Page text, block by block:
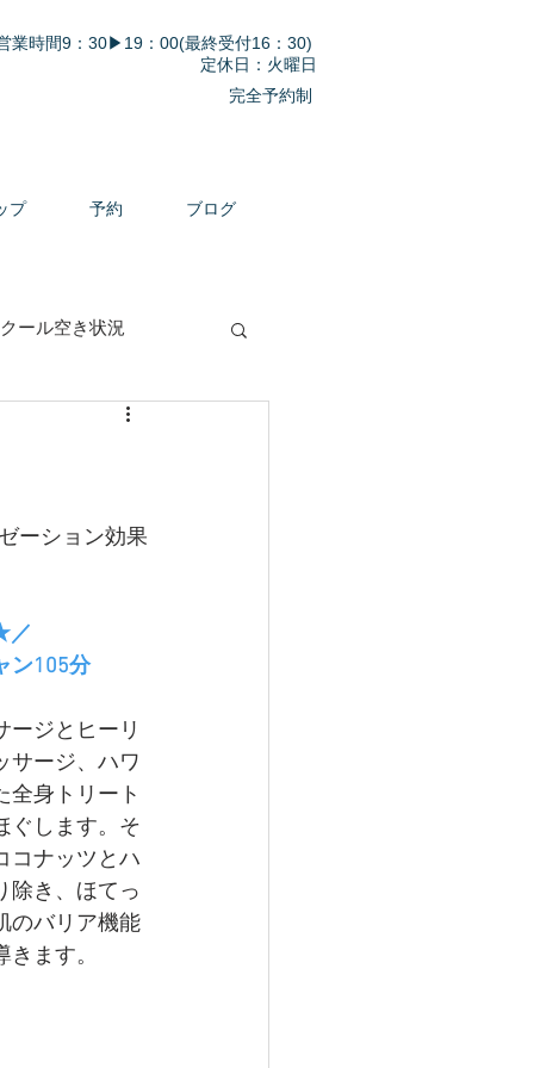
業時間9：30▶19：00(最終受付16：30)
定休日：火曜日
完全予約制
プ 予約 ブログ
ール空き状況
ーション効果
／
ン105分
ージとヒーリ
サージ、ハワ
全身トリート
ぐします。そ
コナッツとハ
き、 ほてっ
のバリア機能
ます。